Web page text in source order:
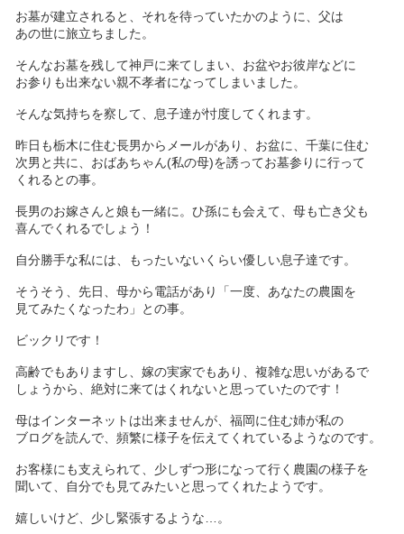
お墓が建立されると、それを待っていたかのように、父は
あの世に旅立ちました。
そんなお墓を残して神戸に来てしまい、お盆やお彼岸などに
お参りも出来ない親不孝者になってしまいました。
そんな気持ちを察して、息子達が忖度してくれます。
昨日も栃木に住む長男からメールがあり、お盆に、千葉に住む
次男と共に、おばあちゃん(私の母)を誘ってお墓参りに行って
くれるとの事。
長男のお嫁さんと娘も一緒に。ひ孫にも会えて、母も亡き父も
喜んでくれるでしょう！
自分勝手な私には、もったいないくらい優しい息子達です。
そうそう、先日、母から電話があり「一度、あなたの農園を
見てみたくなったわ」との事。
ビックリです！
高齢でもありますし、嫁の実家でもあり、複雑な思いがあるで
しょうから、絶対に来てはくれないと思っていたのです！
母はインターネットは出来ませんが、福岡に住む姉が私の
ブログを読んで、頻繁に様子を伝えてくれているようなのです。
お客様にも支えられて、少しずつ形になって行く農園の様子を
聞いて、自分でも見てみたいと思ってくれたようです。
嬉しいけど、少し緊張するような…。